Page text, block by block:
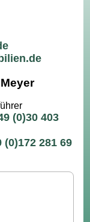
(0)30 403
(0)172 281 69